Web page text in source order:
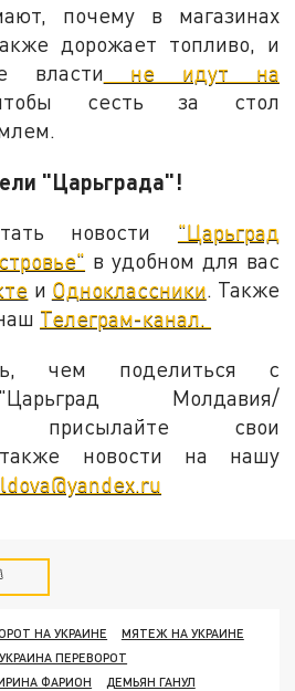
почему в магазинах
дорожает топливо, и
власти не идут на
сесть за стол
"Царьграда"!
новости "Царьград
в удобном для вас
и Одноклассники. Также
Телеграм-канал.
чем поделиться с
Молдавия/
присылайте свои
новости на нашу
НА УКРАИНЕ
МЯТЕЖ НА УКРАИНЕ
УКРАИНА ПЕРЕВОРОТ
ФАРИОН
ДЕМЬЯН ГАНУЛ